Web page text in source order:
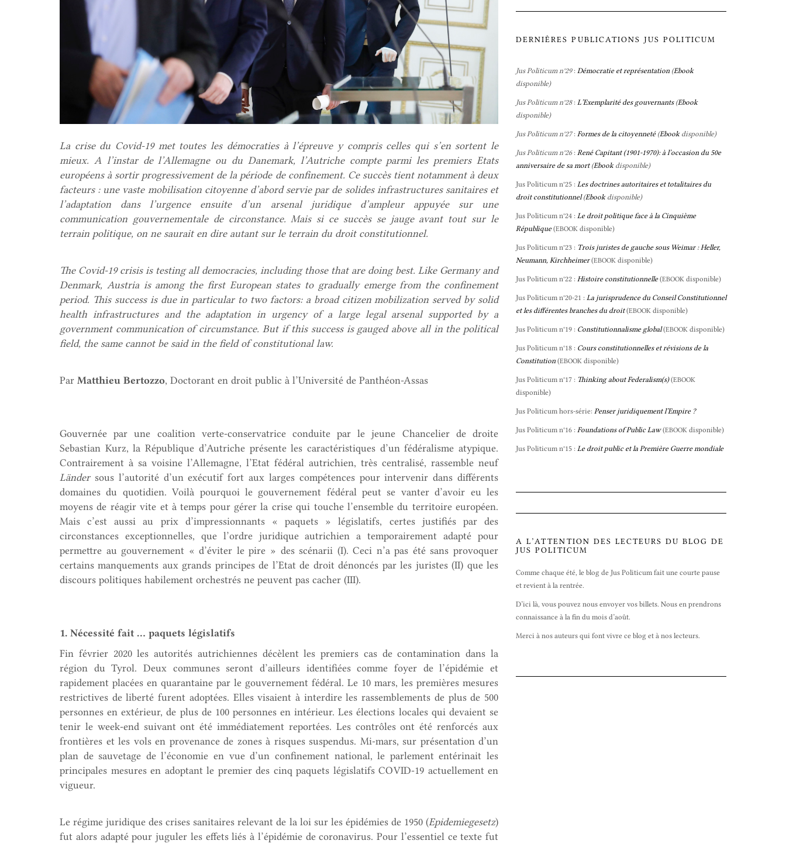
La crise du Covid-19 met toutes les démocraties à l’épreuve y compris celles qui s’en sortent le
mieux. A l’instar de l’Allemagne ou du Danemark, l’Autriche compte parmi les premiers Etats
européens à sortir progressivement de la période de confinement. Ce succès tient notamment à deux
facteurs : une vaste mobilisation citoyenne d’abord servie par de solides infrastructures sanitaires et
l’adaptation dans l’urgence ensuite d’un arsenal juridique d’ampleur appuyée sur une
communication gouvernementale de circonstance. Mais si ce succès se jauge avant tout sur le
terrain politique, on ne saurait en dire autant sur le terrain du droit constitutionnel.
The Covid-19 crisis is testing all democracies, including those that are doing best. Like Germany and
Denmark, Austria is among the first European states to gradually emerge from the confinement
period. This success is due in particular to two factors: a broad citizen mobilization served by solid
health infrastructures and the adaptation in urgency of a large legal arsenal supported by a
government communication of circumstance. But if this success is gauged above all in the political
field, the same cannot be said in the field of constitutional law.
Par Matthieu Bertozzo, Doctorant en droit public à l’Université de Panthéon-Assas
Gouvernée par une coalition verte-conservatrice conduite par le jeune Chancelier de droite
Sebastian Kurz, la République d’Autriche présente les caractéristiques d’un fédéralisme atypique.
Contrairement à sa voisine l’Allemagne, l’Etat fédéral autrichien, très centralisé, rassemble neuf
Ländersous l’autorité d’un exécutif fort aux larges compétences pour intervenir dans différents
domaines du quotidien. Voilà pourquoi le gouvernement fédéral peut se vanter d’avoir eu les
moyens de réagir vite et à temps pour gérer la crise qui touche l’ensemble du territoire européen.
Mais c’est aussi au prix d’impressionnants « paquets » législatifs, certes justifiés par des
circonstances exceptionnelles, que l’ordre juridique autrichien a temporairement adapté pour
permettre au gouvernement « d’éviter le pire » des scénarii (I). Ceci n’a pas été sans provoquer
certains manquements aux grands principes de l’Etat de droit dénoncés par les juristes (II) que les
discours politiques habilement orchestrés ne peuvent pas cacher (III).
1. Nécessité fait … paquets législatifs
Fin février 2020 les autorités autrichiennes décèlent les premiers cas de contamination dans la
région du Tyrol. Deux communes seront d’ailleurs identifiées comme foyer de l’épidémie et
rapidement placées en quarantaine par le gouvernement fédéral. Le 10 mars, les premières mesures
restrictives de liberté furent adoptées. Elles visaient à interdire les rassemblements de plus de 500
personnes en extérieur, de plus de 100 personnes en intérieur. Les élections locales qui devaient se
tenir le week-end suivant ont été immédiatement reportées. Les contrôles ont été renforcés aux
frontières et les vols en provenance de zones à risques suspendus. Mi-mars, sur présentation d’un
plan de sauvetage de l’économie en vue d’un confinement national, le parlement entérinait les
principales mesures en adoptant le premier des cinq paquets législatifs COVID-19 actuellement en
vigueur.
Le régime juridique des crises sanitaires relevant de la loi sur les épidémies de 1950 (Epidemiegesetz)
fut alors adapté pour juguler les effets liés à l’épidémie de coronavirus. Pour l’essentiel ce texte fut
DERNIÈRES PUBLICATIONS JUS POLITICUM
Jus Politicum n°29: Démocratie et représentation (Ebook
disponible)
Jus Politicum n°28: L’Exemplarité des gouvernants(Ebook
disponible)
Jus Politicum n°27: Formes de la citoyenneté(Ebookdisponible)
Jus Politicum n°26: René Capitant (1901-1970): à l’occasion du 50e
anniversaire de sa mort(Ebookdisponible)
Jus Politicum n°25 : Les doctrines autoritaires et totalitaires du
droit constitutionnel(Ebookdisponible)
Jus Politicum n°24 : Le droit politique face à la Cinquième
République (EBOOK disponible)
Jus Politicum n°23 : Trois juristes de gauche sous Weimar : Heller,
Neumann, Kirchheimer (EBOOK disponible)
Jus Politicum n°22 : Histoire constitutionnelle (EBOOK disponible)
Jus Politicum n°20-21 : La jurisprudence du Conseil Constitutionnel
et les différentes branches du droit (EBOOK disponible)
Jus Politicum n°19 : Constitutionnalisme global (EBOOK disponible)
Jus Politicum n°18 : Cours constitutionnelles et révisions de la
Constitution (EBOOK disponible)
Jus Politicum n°17 : Thinking about Federalism(s) (EBOOK
disponible)
Jus Politicum hors-série: Penser juridiquement l’Empire ?
Jus Politicum n°16 : Foundations of Public Law (EBOOK disponible)
Jus Politicum n°15 : Le droit public et la Première Guerre mondiale
A L’ATTENTION DES LECTEURS DU BLOG DE
JUS POLITICUM
Comme chaque été, le blog de Jus Politicum fait une courte pause
et revient à la rentrée.
D’ici là, vous pouvez nous envoyer vos billets. Nous en prendrons
connaissance à la fin du mois d’août.
Merci à nos auteurs qui font vivre ce blog et à nos lecteurs.